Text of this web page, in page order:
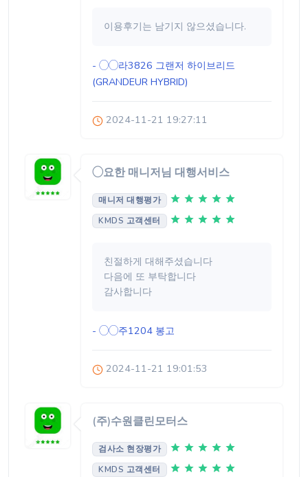
이용후기는 남기지 않으셨습니다.
- ◯◯라3826 그랜저 하이브리드
(GRANDEUR HYBRID)
2024-11-21 19:27:11
◯요한 매니저님 대행서비스
매니저 대행평가
KMDS 고객센터
친절하게 대해주셨습니다
다음에 또 부탁합니다
감사합니다
- ◯◯주1204 봉고
2024-11-21 19:01:53
(주)수원클린모터스
검사소 현장평가
KMDS 고객센터